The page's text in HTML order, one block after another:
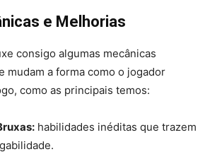
e Melhorias
consigo algumas mecânicas
mudam a forma como o jogador
como as principais temos:
habilidades inéditas que trazem